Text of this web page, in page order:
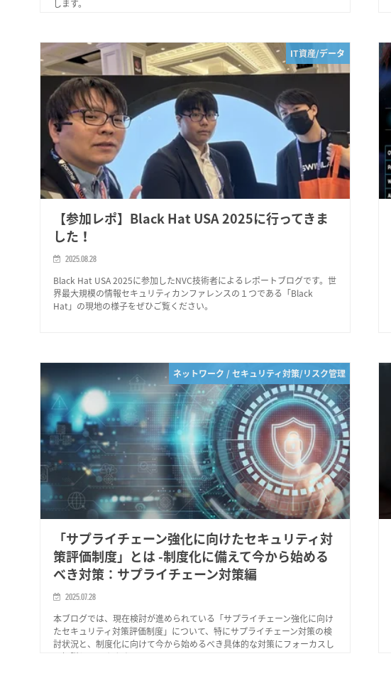
します。
IT資産/データ
【参加レポ】Black Hat USA 2025に行ってきま
した！
2025.08.28
Black Hat USA 2025に参加したNVC技術者によるレポートブログです。世
界最大規模の情報セキュリティカンファレンスの１つである「Black
Hat」の現地の様子をぜひご覧ください。
ネットワーク / セキュリティ対策/リスク管理
「サプライチェーン強化に向けたセキュリティ対
策評価制度」とは -制度化に備えて今から始める
べき対策：サプライチェーン対策編
2025.07.28
本ブログでは、現在検討が進められている「サプライチェーン強化に向け
たセキュリティ対策評価制度」について、特にサプライチェーン対策の検
討状況と、制度化に向けて今から始めるべき具体的な対策にフォーカスし
て解説していきます。